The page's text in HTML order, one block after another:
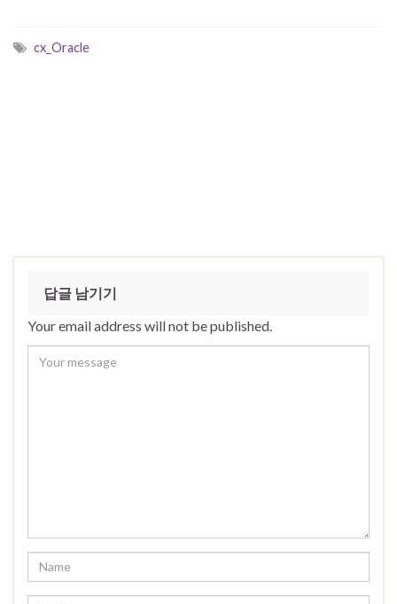
cx_Oracle
답글 남기기
Your email address will not be published.